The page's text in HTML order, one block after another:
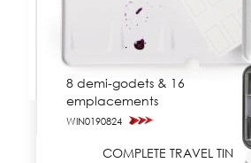
8 demi-godets & 16
emplacements
WIN0190824
COMPLETE TRAVEL TIN